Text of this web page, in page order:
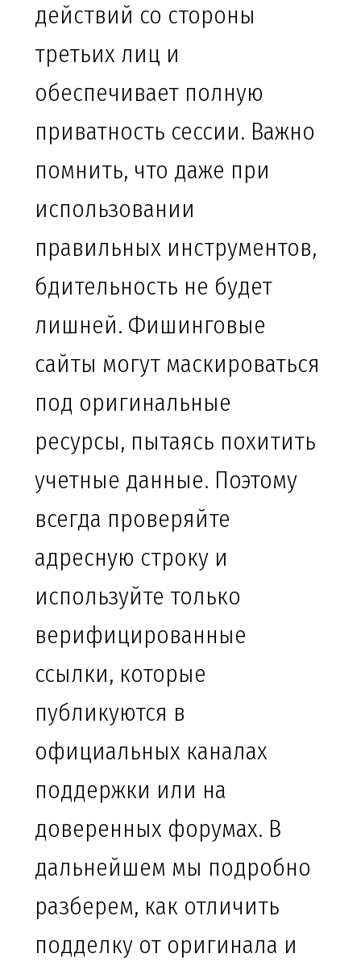
действий со стороны
третьих лиц и
обеспечивает полную
приватность сессии. Важно
помнить, что даже при
использовании
правильных инструментов,
бдительность не будет
лишней. Фишинговые
сайты могут маскироваться
под оригинальные
ресурсы, пытаясь похитить
учетные данные. Поэтому
всегда проверяйте
адресную строку и
используйте только
верифицированные
ссылки, которые
публикуются в
официальных каналах
поддержки или на
доверенных форумах. В
дальнейшем мы подробно
разберем, как отличить
подделку от оригинала и